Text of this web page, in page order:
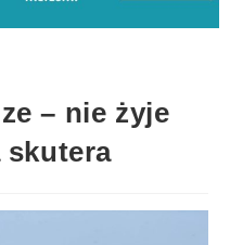
– nie żyje
skutera